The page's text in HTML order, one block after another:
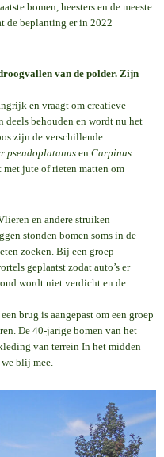
bomen, heesters en de meeste
de beplanting er in 2022
van de polder. Zijn
en vraagt om creatieve
deels behouden en wordt nu het
zijn de verschillende
pseudoplatanusen Carpinus
jute of rieten matten om
en andere struiken
stonden bomen soms in de
zoeken. Bij een groep
geplaatst zodat auto’s er
wordt niet verdicht en de
brug is aangepast om een groep
De 40-jarige bomen van het
van terrein In het midden
we blij mee.